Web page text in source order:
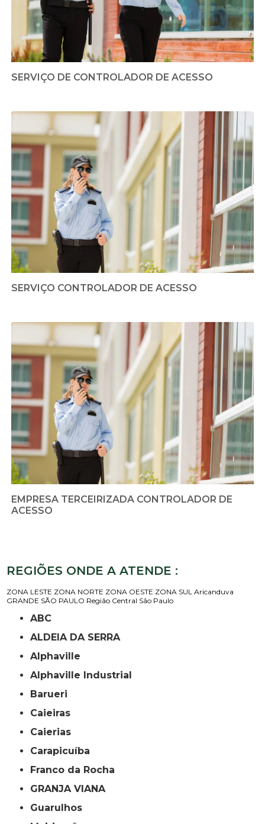
SERVIÇO DE CONTROLADOR DE ACESSO
SERVIÇO CONTROLADOR DE ACESSO
EMPRESA TERCEIRIZADA CONTROLADOR DE
ACESSO
REGIÕES ONDE A ATENDE :
ZONA LESTE ZONA NORTE ZONA OESTE ZONA SUL Aricanduva
GRANDE SÃO PAULO Região Central São Paulo
ABC
ALDEIA DA SERRA
Alphaville
Alphaville Industrial
Barueri
Caieiras
Caierias
Carapicuíba
Franco da Rocha
GRANJA VIANA
Guarulhos